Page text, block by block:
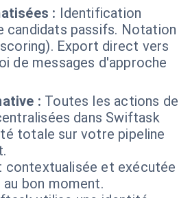
: Identification
candidats passifs. Notation
Export direct vers
de messages d'approche
: Toutes les actions de
dans Swiftask
totale sur votre pipeline
contextualisée et exécutée
bon moment.